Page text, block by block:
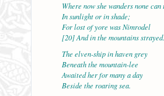
Where now she wanders none
In sunlight or in shade;
For lost of yore was Nimrodel
[20] And in the mountains strayed.
The elven-ship in haven grey
Beneath the mountain-lee
Awaited her for many a day
Beside the roaring sea.